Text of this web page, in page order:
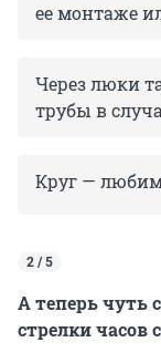
ее монтаже
Через люки
трубы в
Круг —
2 / 5
А теперь чуть
стрелки часов